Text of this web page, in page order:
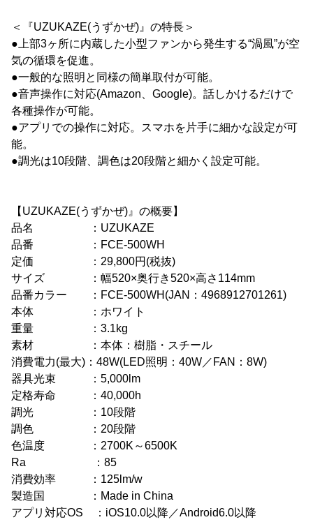
＜『UZUKAZE(うずかぜ)』の特長＞
●上部3ヶ所に内蔵した小型ファンから発生する“渦風”が空
気の循環を促進。
●一般的な照明と同様の簡単取付が可能。
●音声操作に対応(Amazon、Google)。話しかけるだけで
各種操作が可能。
●アプリでの操作に対応。スマホを片手に細かな設定が可
能。
●調光は10段階、調色は20段階と細かく設定可能。
【UZUKAZE(うずかぜ)』の概要】
品名 ：UZUKAZE
品番 ：FCE-500WH
定価 ：29,800円(税抜)
サイズ ：幅520×奥行き520×高さ114mm
品番カラー ：FCE-500WH(JAN：4968912701261)
本体 ：ホワイト
重量 ：3.1kg
素材 ：本体：樹脂・スチール
消費電力(最大)：48W(LED照明：40W／FAN：8W)
器具光束 ：5,000lm
定格寿命 ：40,000h
調光 ：10段階
調色 ：20段階
色温度 ：2700K～6500K
Ra ：85
消費効率 ：125lm/w
製造国 ：Made in China
アプリ対応OS ：iOS10.0以降／Android6.0以降